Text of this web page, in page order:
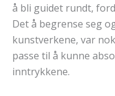
å bli guidet rundt,
Det å begrense seg
kunstverkene, var
passe til å kunne
inntrykkene.